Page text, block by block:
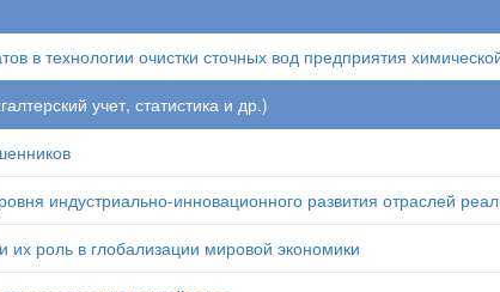
в технологии очистки сточных вод предприятия
учет, статистика и др.)
индустриально-инновационного развития отраслей
роль в глобализации мировой экономики